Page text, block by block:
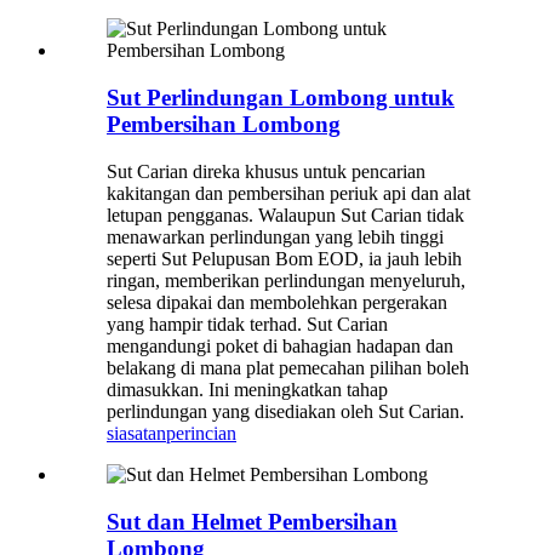
Sut Perlindungan Lombong untuk
Pembersihan Lombong
Sut Carian direka khusus untuk pencarian
kakitangan dan pembersihan periuk api dan alat
letupan pengganas. Walaupun Sut Carian tidak
menawarkan perlindungan yang lebih tinggi
seperti Sut Pelupusan Bom EOD, ia jauh lebih
ringan, memberikan perlindungan menyeluruh,
selesa dipakai dan membolehkan pergerakan
yang hampir tidak terhad. Sut Carian
mengandungi poket di bahagian hadapan dan
belakang di mana plat pemecahan pilihan boleh
dimasukkan. Ini meningkatkan tahap
perlindungan yang disediakan oleh Sut Carian.
siasatanperincian
Sut dan Helmet Pembersihan
Lombong